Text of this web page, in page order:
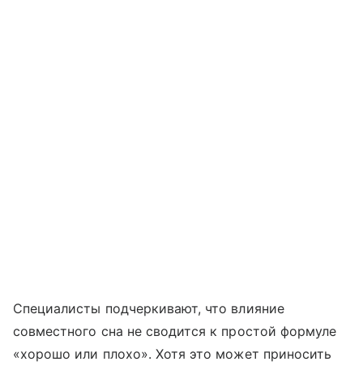
Специалисты подчеркивают, что влияние
совместного сна не сводится к простой формуле
«хорошо или плохо». Хотя это может приносить